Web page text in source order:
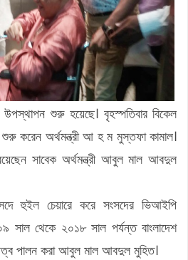
শুরু হয়েছে। বৃহস্পতিবার বিকেল
শুরু করেন অর্থমন্ত্রী আ হ ম মুস্তফা কামাল।
সাবেক অর্থমন্ত্রী আবুল মাল আবদুল
হুইল চেয়ারে করে সংসদের ভিআইপি
সাল থেকে ২০১৮ সাল পর্যন্ত বাংলাদেশ
পালন করা আবুল মাল আবদুল মুহিত।